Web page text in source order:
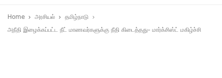
Home அரசியல்
தமிழ்நாடு
அநீதி இழைக்கப்பட்ட நீட் மாணவர்களுக்கு நீதி கிடைத்தது- மார்க்சிஸ்ட் மகிழ்ச்சி